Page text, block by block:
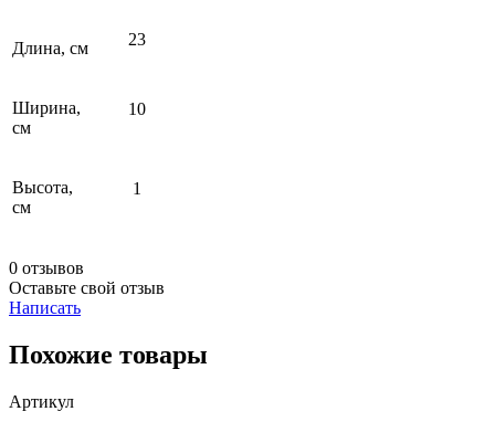
Длина, см 23
Ширина,
см
10
Высота,
см
1
0 отзывов
Оставьте свой отзыв
Написать
Похожие товары
Артикул